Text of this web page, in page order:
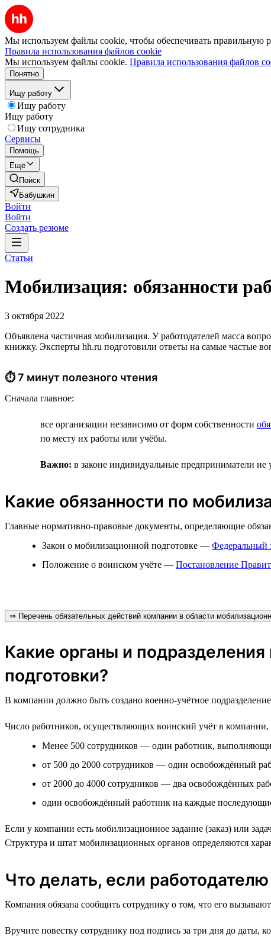
Мы используем файлы cookie, чтобы обеспечивать правильную
Правила использования файлов cookie
Мы используем файлы cookie. Правила использования файлов
Понятно
Ищу работу
Ищу работу
Ищу работу
Ищу сотрудника
Сервисы
Помощь
Ещё
Поиск
Бабушкин
Войти
Войти
Создать резюме
Статьи
Мобилизация: обязанности
3 октября 2022
Объявлена частичная мобилизация. У работодателей масса
книжку. Эксперты hh.ru подготовили ответы на самые частые
⏱ 7 минут полезного чтения
Сначала главное:
все организации независимо от форм собственности
по месту их работы или учёбы.
Важно: в законе индивидуальные предприниматели не
Какие обязанности по
Главные нормативно-правовые документы, определяющие
Закон о мобилизационной подготовке — Федеральный
Положение о воинском учёте — Постановление
⇒ Перечень обязательных действий компании в области
Какие органы и
подготовки?
В компании должно быть создано военно-учётное
Число работников, осуществляющих воинский учёт в компании,
Менее 500 сотрудников — один работник,
от 500 до 2000 сотрудников — один освобождённый
от 2000 до 4000 сотрудников — два освобождённых
один освобождённый работник на каждые
Если у компании есть мобилизационное задание (заказ) или
Структура и штат мобилизационных органов определяются
Что делать, если
Компания обязана сообщить сотруднику о том, что его
Вручите повестку сотруднику под подпись за три дня до даты,